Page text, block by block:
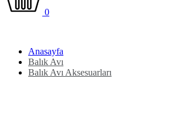
0
Anasayfa
Balık Avı
Balık Avı Aksesuarları